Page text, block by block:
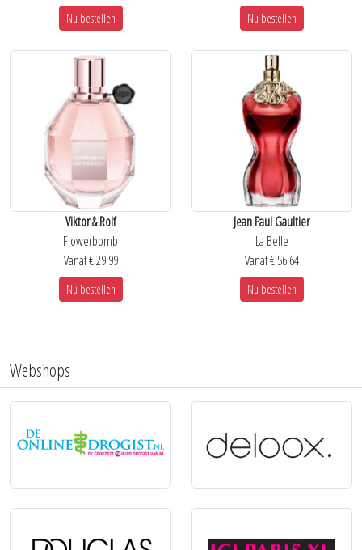
Nu bestellen Nu bestellen
Viktor & Rolf
Flowerbomb
Vanaf € 29.99
Nu bestellen
Jean Paul Gaultier
La Belle
Vanaf € 56.64
Nu bestellen
Webshops